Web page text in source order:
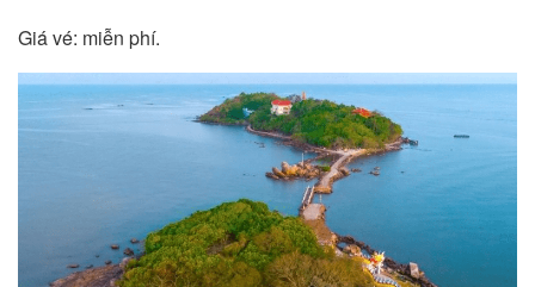
Giá vé: miễn phí.